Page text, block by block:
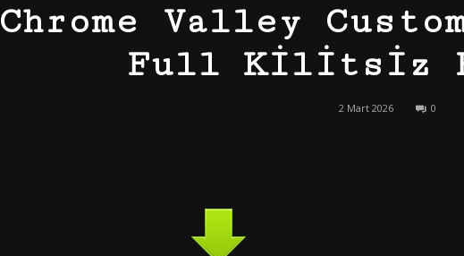
Chrome Valley
Full Kilitsiz
2 Mart 2026 0